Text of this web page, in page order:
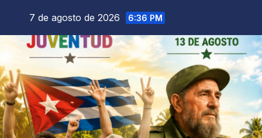
7 de agosto de 2026 6:36 PM